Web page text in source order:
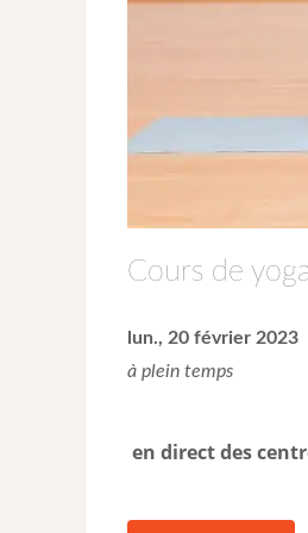
Cours de
lun., 20 février 2023
à plein temps
en direct des